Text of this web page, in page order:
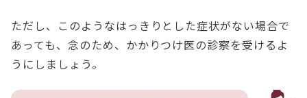
ただし、このようなはっきりとした症状がない場合で
あっても、念のため、かかりつけ医の診察を受けるよ
うにしましょう。